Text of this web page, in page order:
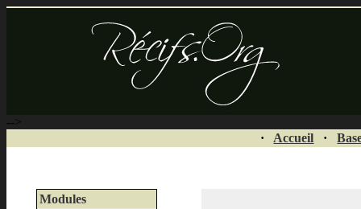
-->
· Accueil ·
Modules